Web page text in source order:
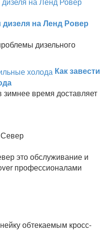
на Ленд Ровер
дизельного
Как завести
зимнее время доставляет
это обслуживание и
профессионалами